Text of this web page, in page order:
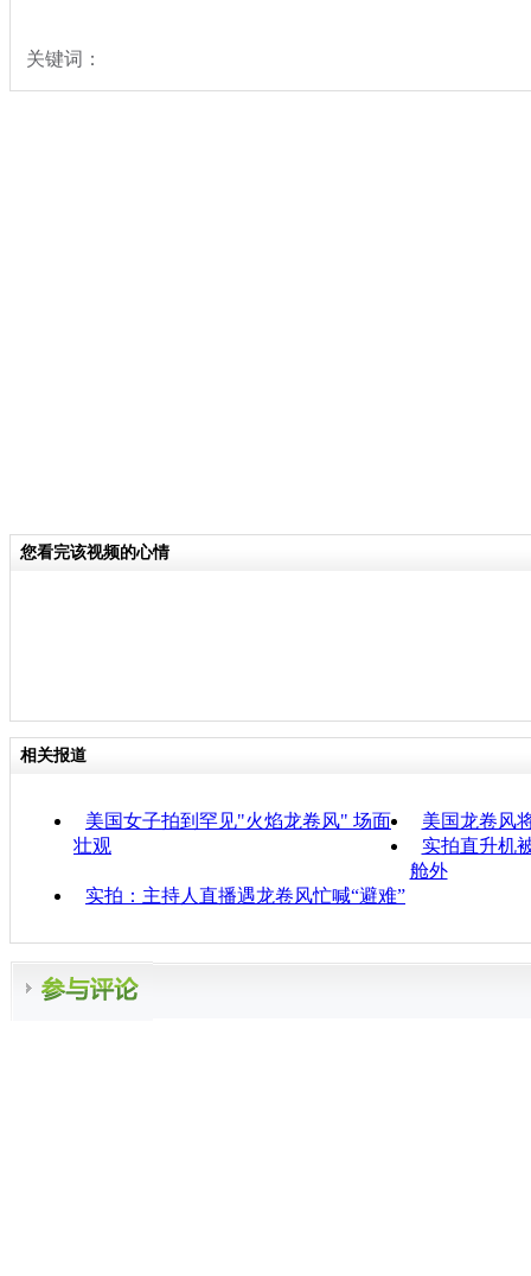
关键词：
您看完该视频的心情
相关报道
美国女子拍到罕见"火焰龙卷风" 场面
壮观
美国龙卷风
实拍直升机
舱外
实拍：主持人直播遇龙卷风忙喊“避难”